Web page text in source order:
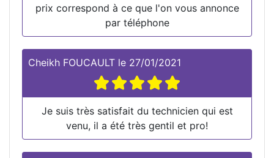
prix correspond à ce que l'on vous annonce
par téléphone
Cheikh FOUCAULT le 27/01/2021
Je suis très satisfait du technicien qui est
venu, il a été très gentil et pro!